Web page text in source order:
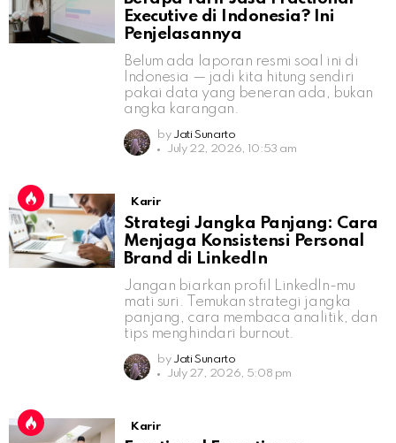
Executive di Indonesia? Ini
Penjelasannya
Belum ada laporan resmi soal ini di
Indonesia — jadi kita hitung sendiri
pakai data yang beneran ada, bukan
angka karangan.
by Jati Sunarto
July 22, 2026, 10:53 am
Karir
Strategi Jangka Panjang: Cara
Menjaga Konsistensi Personal
Brand di LinkedIn
Jangan biarkan profil LinkedIn-mu
mati suri. Temukan strategi jangka
panjang, cara membaca analitik, dan
tips menghindari burnout.
by Jati Sunarto
July 27, 2026, 5:08 pm
Karir